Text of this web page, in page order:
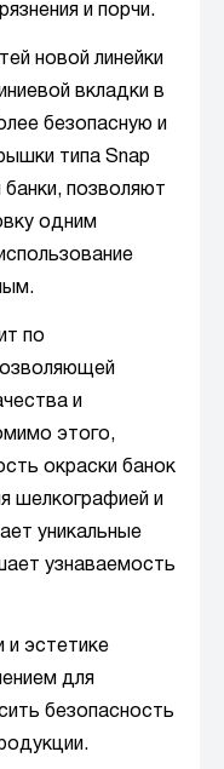
и порчи.
новой линейки
вкладки в
безопасную и
типа Snap
позволяют
одним
по
и
этого,
окраски банок
шелкографией и
уникальные
узнаваемость
и эстетике
для
безопасность